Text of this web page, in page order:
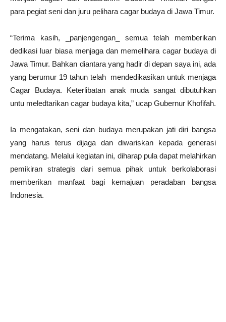
para pegiat seni dan juru pelihara cagar budaya di Jawa Timur.
“Terima kasih, _panjengengan_ semua telah memberikan
dedikasi luar biasa menjaga dan memelihara cagar budaya di
Jawa Timur. Bahkan diantara yang hadir di depan saya ini, ada
yang berumur 19 tahun telah mendedikasikan untuk menjaga
Cagar Budaya. Keterlibatan anak muda sangat dibutuhkan
untu meledtarikan cagar budaya kita,” ucap Gubernur Khofifah.
Ia mengatakan, seni dan budaya merupakan jati diri bangsa
yang harus terus dijaga dan diwariskan kepada generasi
mendatang. Melalui kegiatan ini, diharap pula dapat melahirkan
pemikiran strategis dari semua pihak untuk berkolaborasi
memberikan manfaat bagi kemajuan peradaban bangsa
Indonesia.